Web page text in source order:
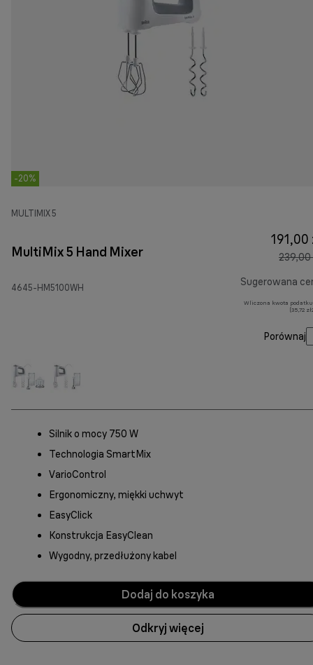
-20%
MULTIMIX 5
MultiMix 5 Hand Mixer
4645-HM5100WH
191,00
239,00
Sugerowana
Wliczona kwota podatku
(35,72
Porównaj
Silnik o mocy 750 W
Technologia SmartMix
VarioControl
Ergonomiczny, miękki uchwyt
EasyClick
Konstrukcja EasyClean
Wygodny, przedłużony kabel
Dodaj do koszyka
Odkryj więcej